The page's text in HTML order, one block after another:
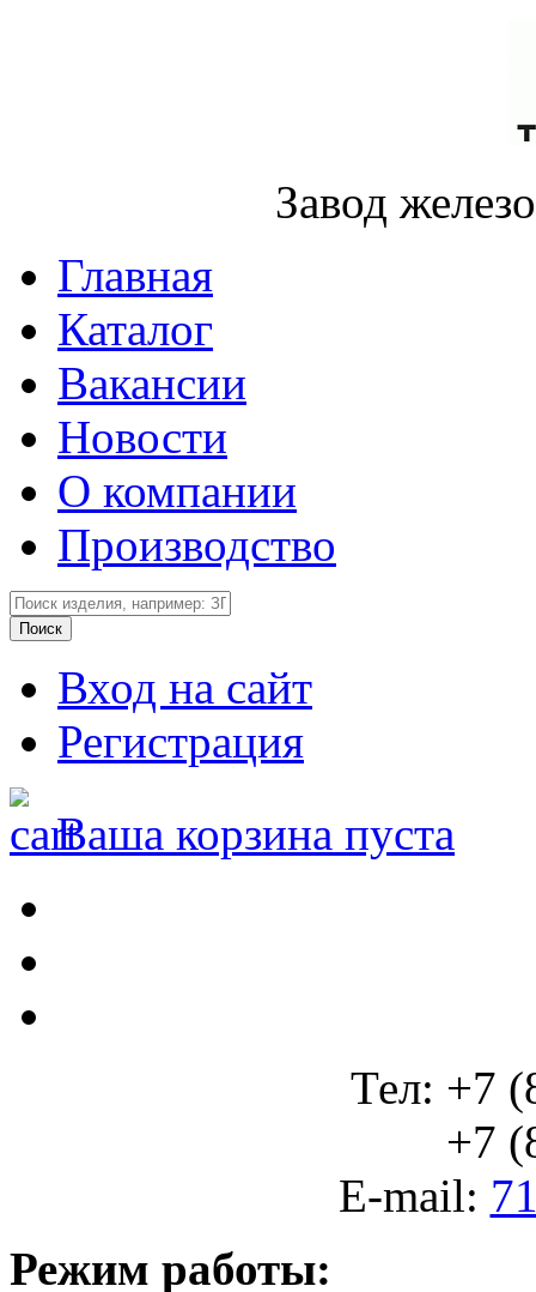
Завод
Главная
Каталог
Вакансии
Новости
О компании
Производство
Вход на сайт
Регистрация
Ваша корзина пуста
Тел: +7
+7
E-mail:
Режим работы: